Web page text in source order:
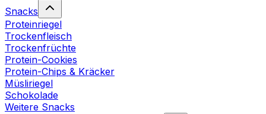
Snacks
Proteinriegel
Trockenfleisch
Trockenfrüchte
Protein-Cookies
Protein-Chips & Kräcker
Müsliriegel
Schokolade
Weitere Snacks